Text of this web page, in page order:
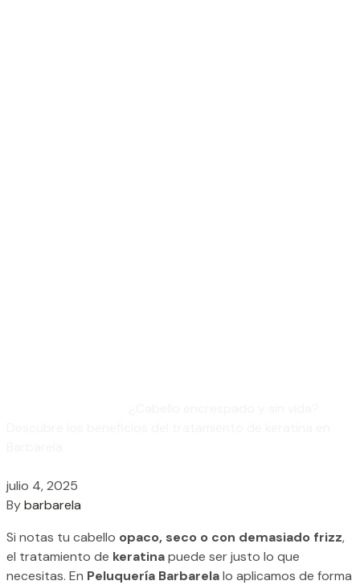
julio 4, 2025
Bybarbarela
Si notas tu cabello opaco, seco o con demasiado frizz,
el tratamiento de keratinapuede ser justo lo que
necesitas. En Peluquería Barbarelalo aplicamos de forma